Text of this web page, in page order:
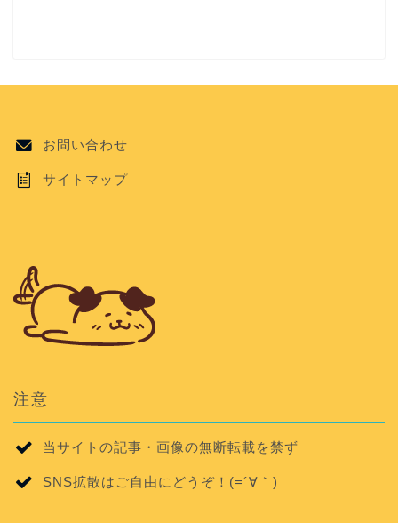
お問い合わせ
サイトマップ
注意
当サイトの記事・画像の無断転載を禁ず
SNS拡散はご自由にどうぞ！(=´∀｀)